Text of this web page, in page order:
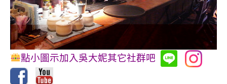
點小圖示加入吳大妮其它社群吧